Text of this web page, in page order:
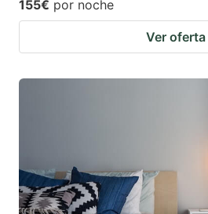
155€ por noche
Ver oferta